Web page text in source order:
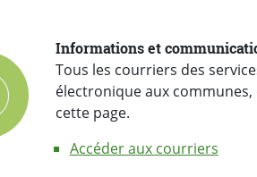
‎Informations et
électronique aux
cette page.
Accéder aux courriers